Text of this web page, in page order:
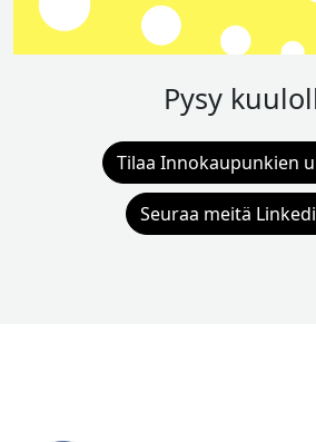
Pysy
Tilaa Innokaupunkien
Seuraa meitä